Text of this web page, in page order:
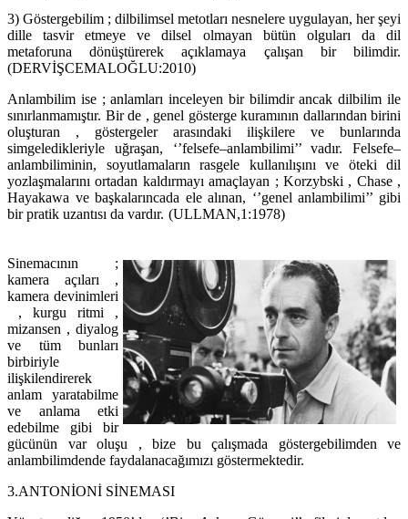
3) Göstergebilim ; dilbilimsel metotları nesnelere uygulayan, her şeyi
dille tasvir etmeye ve dilsel olmayan bütün olguları da dil
metaforuna dönüştürerek açıklamaya çalışan bir bilimdir.
(DERVİŞCEMALOĞLU:2010)
Anlambilim ise ; anlamları inceleyen bir bilimdir ancak dilbilim ile
sınırlanmamıştır. Bir de , genel gösterge kuramının dallarından birini
oluşturan , göstergeler arasındaki ilişkilere ve bunlarında
simgeledikleriyle uğraşan, ‘’felsefe–anlambilimi’’ vadır. Felsefe–
anlambiliminin, soyutlamaların rasgele kullanılışını ve öteki dil
yozlaşmalarını ortadan kaldırmayı amaçlayan ; Korzybski , Chase ,
Hayakawa ve başkalarıncada ele alınan, ‘’genel anlambilimi’’ gibi
bir pratik uzantısı da vardır. (ULLMAN,1:1978)
Sinemacının ;
kamera açıları ,
kamera devinimleri
, kurgu ritmi ,
mizansen , diyalog
ve tüm bunları
birbiriyle
ilişkilendirerek
anlam yaratabilme
ve anlama etki
edebilme gibi bir
gücünün var oluşu , bize bu çalışmada göstergebilimden ve
anlambilimdende faydalanacağımızı göstermektedir.
3.ANTONİONİ SİNEMASI